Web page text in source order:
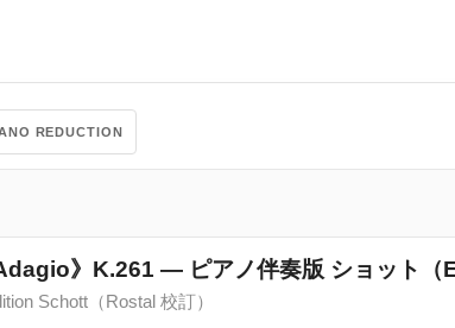
REDUCTION
》K.261 ― ピアノ伴奏版 ショット（
Schott（Rostal 校訂）